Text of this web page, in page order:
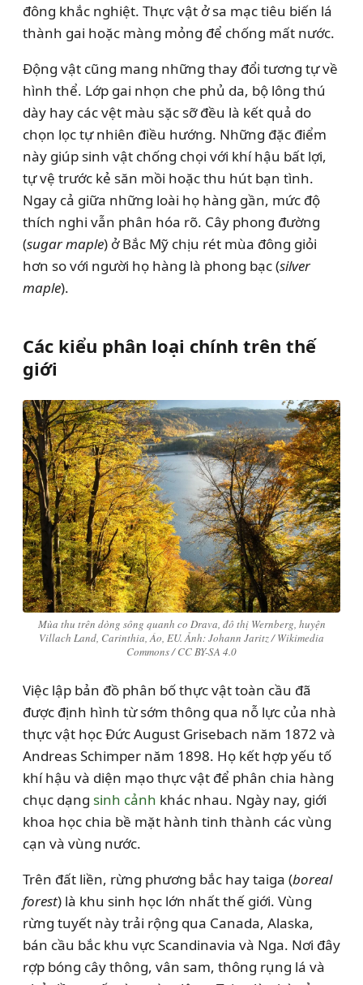
đông khắc nghiệt. Thực vật ở sa mạc tiêu biến lá
thành gai hoặc màng mỏng để chống mất nước.
Động vật cũng mang những thay đổi tương tự về
hình thể. Lớp gai nhọn che phủ da, bộ lông thú
dày hay các vệt màu sặc sỡ đều là kết quả do
chọn lọc tự nhiên điều hướng. Những đặc điểm
này giúp sinh vật chống chọi với khí hậu bất lợi,
tự vệ trước kẻ săn mồi hoặc thu hút bạn tình.
Ngay cả giữa những loài họ hàng gần, mức độ
thích nghi vẫn phân hóa rõ. Cây phong đường
(sugar maple) ở Bắc Mỹ chịu rét mùa đông giỏi
hơn so với người họ hàng là phong bạc (silver
maple).
Các kiểu phân loại chính trên thế
giới
Mùa thu trên dòng sông quanh co Drava, đô thị Wernberg, huyện
Villach Land, Carinthia, Áo, EU. Ảnh: Johann Jaritz / Wikimedia
Commons / CC BY-SA 4.0
Việc lập bản đồ phân bố thực vật toàn cầu đã
được định hình từ sớm thông qua nỗ lực của nhà
thực vật học Đức August Grisebach năm 1872 và
Andreas Schimper năm 1898. Họ kết hợp yếu tố
khí hậu và diện mạo thực vật để phân chia hàng
chục dạng sinh cảnh khác nhau. Ngày nay, giới
khoa học chia bề mặt hành tinh thành các vùng
cạn và vùng nước.
Trên đất liền, rừng phương bắc hay taiga (boreal
forest) là khu sinh học lớn nhất thế giới. Vùng
rừng tuyết này trải rộng qua Canada, Alaska,
bán cầu bắc khu vực Scandinavia và Nga. Nơi đây
rợp bóng cây thông, vân sam, thông rụng lá và